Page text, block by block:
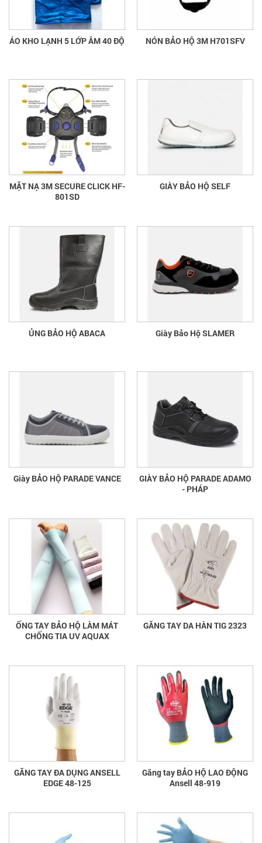
ÁO KHO LẠNH 5 LỚP ÂM 40 ĐỘ NÓN BẢO HỘ 3M H701SFV
MẶT NẠ 3M SECURE CLICK HF-
801SD
GIÀY BẢO HỘ SELF
ỦNG BẢO HỘ ABACA Giày Bảo Hộ SLAMER
Giày BẢO HỘ PARADE VANCE
GIÀY BẢO HỘ PARADE ADAMO
- PHÁP
ỐNG TAY BẢO HỘ LÀM MÁT
CHỐNG TIA UV AQUAX
GĂNG TAY DA HÀN TIG 2323
GĂNG TAY ĐA DỤNG ANSELL
EDGE 48-125
Găng tay BẢO HỘ LAO ĐỘNG
Ansell 48-919